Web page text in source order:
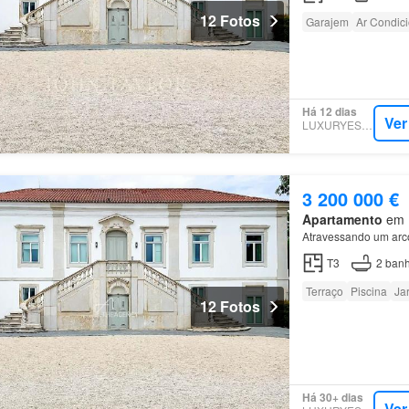
12 Fotos
Garajem Ar
Há 12 dias
LUXURYESTATE
12 Fotos
3 200 000 €
Apartamento em
Atravessando um
T3
2
Terraço Piscina
Há 30+ dias